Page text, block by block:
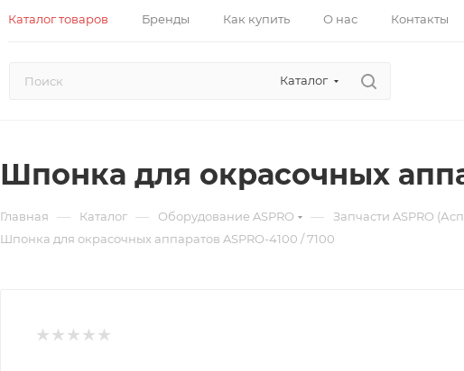
Каталог товаров Бренды Как купить О нас Контакты
Каталог
Шпонка для окрасочных
Главная — Каталог — Оборудование ASPRO — Запчасти ASPRO
Шпонка для окрасочных аппаратов ASPRO-4100 / 7100